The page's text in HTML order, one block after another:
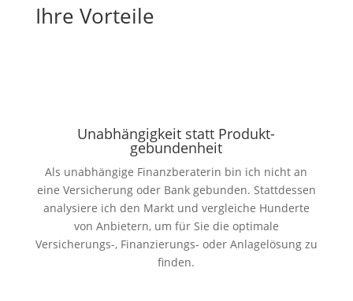
Ihre Vorteile
Unabhängig­keit statt Produkt­
gebundenheit
Als unabhängige Finanzberaterin bin ich nicht an
eine Versicherung oder Bank gebunden. Stattdessen
analysiere ich den Markt und vergleiche Hunderte
von Anbietern, um für Sie die optimale
Versicherungs-, Finanzierungs- oder Anlagelösung zu
finden.